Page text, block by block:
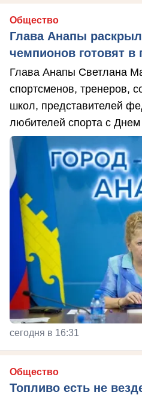
Общество
Глава Анапы
чемпионов готовят в
Глава Анапы Светлана
спортсменов, тренеров,
школ, представителей
любителей спорта с Днем
сегодня в 16:31
Общество
Топливо есть не